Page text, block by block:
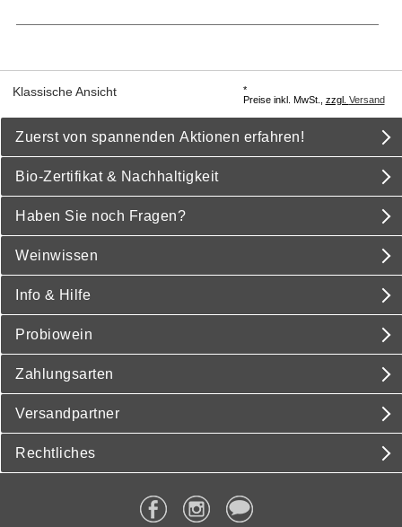
Klassische Ansicht
*
Preise inkl. MwSt., zzgl. Versand
Zuerst von spannenden Aktionen erfahren!
Bio-Zertifikat & Nachhaltigkeit
Haben Sie noch Fragen?
Weinwissen
Info & Hilfe
Probiowein
Zahlungsarten
Versandpartner
Rechtliches